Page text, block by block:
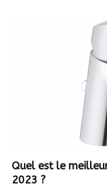
Quel est le
2023 ?